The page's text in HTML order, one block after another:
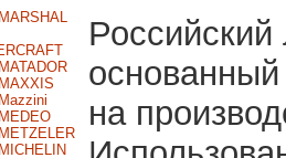
основанный
на